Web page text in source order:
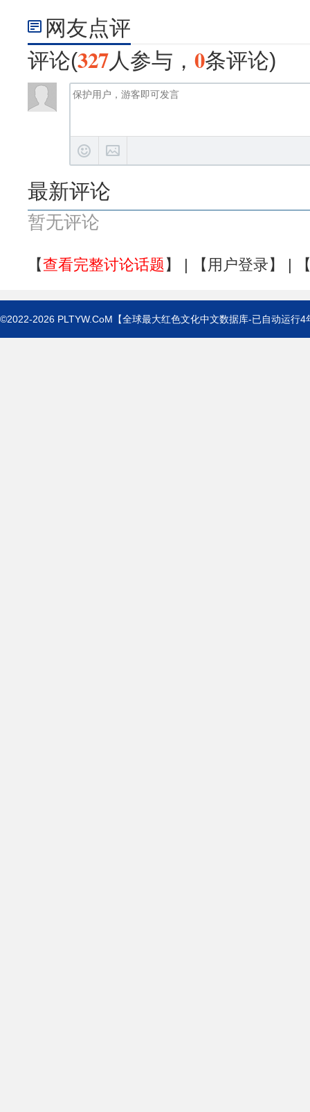
网友点评
评论(327人参与， 0条评论)
最新评论
暂无评论
【查看完整讨论话题】 | 【 用户登录】 |
©2022-2026 PLTYW.CoM 【全球最大红色文化中文数据库-已自动运行4